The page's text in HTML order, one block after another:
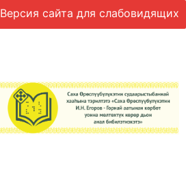
Версия сайта для слабовидящих